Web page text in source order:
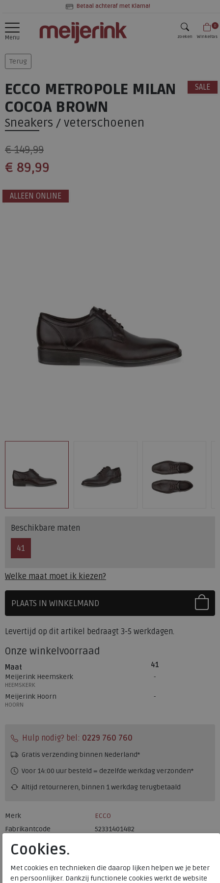
Betaal achteraf met Klarna!
Menu zoeken
0
Winkeltas
Terug
SALE
ECCO METROPOLE MILAN
COCOA BROWN
Sneakers / veterschoenen
€ 149,99
€ 89,99
ALLEEN ONLINE
Beschikbare maten
41
Welke maat moet ik kiezen?
PLAATS IN WINKELMAND
SELECTEER EERST UW MAAT
Levertijd op dit artikel bedraagt 3-5 werkdagen.
Onze winkelvoorraad
Maat
41
Meijerink Heemskerk
HEEMSKERK
Meijerink Hoorn
HOORN
Hulp nodig? bel: 0229 760 760
Gratis verzending binnen Nederland*
Voor 14:00 uur besteld = dezelfde werkdag verzonden*
Altijd retourneren, binnen 1 werkdag terugbetaald
Merk
ECCO
Fabrikantcode
52331401482
Bestelcode
Kleur
Cookies.
Met cookies en technieken die daarop lijken helpen we je beter
en persoonlijker. Dankzij functionele cookies werkt de website